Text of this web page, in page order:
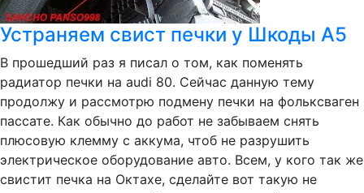
Устраняем свист печки у Шкоды А5
В прошедший раз я писал о том, как поменять
радиатор печки на audi 80. Сейчас данную тему
продолжу и рассмотрю подмену печки на фольксваген
пассате. Как обычно до работ не забываем снять
плюсовую клемму с аккума, чтоб не разрушить
электрическое оборудование авто. Всем, у кого так же
свистит печка на Октахе, сделайте вот такую не